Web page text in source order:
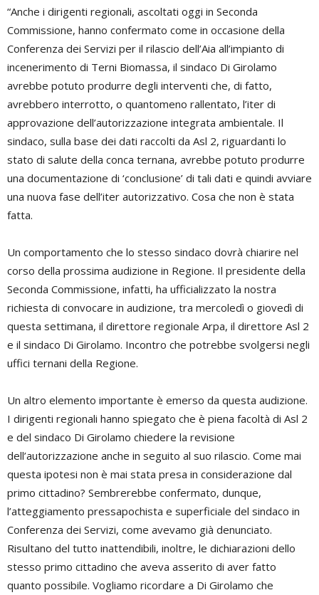
“Anche i dirigenti regionali, ascoltati oggi in Seconda
Commissione, hanno confermato come in occasione della
Conferenza dei Servizi per il rilascio dell’Aia all’impianto di
incenerimento di Terni Biomassa, il sindaco Di Girolamo
avrebbe potuto produrre degli interventi che, di fatto,
avrebbero interrotto, o quantomeno rallentato, l’iter di
approvazione dell’autorizzazione integrata ambientale. Il
sindaco, sulla base dei dati raccolti da Asl 2, riguardanti lo
stato di salute della conca ternana, avrebbe potuto produrre
una documentazione di ‘conclusione’ di tali dati e quindi avviare
una nuova fase dell’iter autorizzativo. Cosa che non è stata
fatta.
Un comportamento che lo stesso sindaco dovrà chiarire nel
corso della prossima audizione in Regione. Il presidente della
Seconda Commissione, infatti, ha ufficializzato la nostra
richiesta di convocare in audizione, tra mercoledì o giovedì di
questa settimana, il direttore regionale Arpa, il direttore Asl 2
e il sindaco Di Girolamo. Incontro che potrebbe svolgersi negli
uffici ternani della Regione.
Un altro elemento importante è emerso da questa audizione.
I dirigenti regionali hanno spiegato che è piena facoltà di Asl 2
e del sindaco Di Girolamo chiedere la revisione
dell’autorizzazione anche in seguito al suo rilascio. Come mai
questa ipotesi non è mai stata presa in considerazione dal
primo cittadino? Sembrerebbe confermato, dunque,
l’atteggiamento pressapochista e superficiale del sindaco in
Conferenza dei Servizi, come avevamo già denunciato.
Risultano del tutto inattendibili, inoltre, le dichiarazioni dello
stesso primo cittadino che aveva asserito di aver fatto
quanto possibile. Vogliamo ricordare a Di Girolamo che